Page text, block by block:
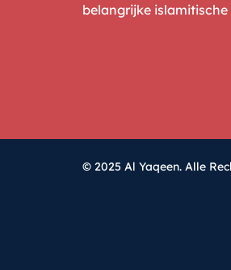
belangrijke
© 2025 Al Yaqeen. Alle